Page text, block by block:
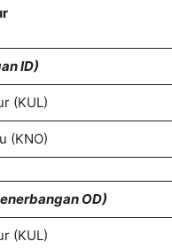
ID)
(KUL)
(KNO)
OD)
(KUL)